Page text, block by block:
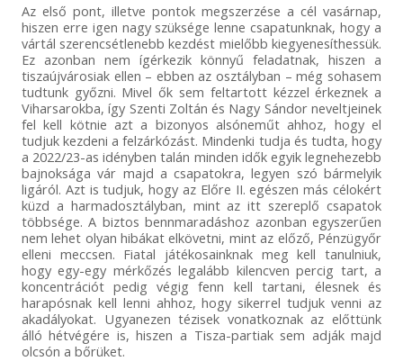
Az első pont, illetve pontok megszerzése a cél vasárnap,
hiszen erre igen nagy szüksége lenne csapatunknak, hogy a
vártál szerencsétlenebb kezdést mielőbb kiegyenesíthessük.
Ez azonban nem ígérkezik könnyű feladatnak, hiszen a
tiszaújvárosiak ellen – ebben az osztályban – még sohasem
tudtunk győzni. Mivel ők sem feltartott kézzel érkeznek a
Viharsarokba, így Szenti Zoltán és Nagy Sándor neveltjeinek
fel kell kötnie azt a bizonyos alsóneműt ahhoz, hogy el
tudjuk kezdeni a felzárkózást. Mindenki tudja és tudta, hogy
a 2022/23-as idényben talán minden idők egyik legnehezebb
bajnoksága vár majd a csapatokra, legyen szó bármelyik
ligáról. Azt is tudjuk, hogy az Előre II. egészen más célokért
küzd a harmadosztályban, mint az itt szereplő csapatok
többsége. A biztos bennmaradáshoz azonban egyszerűen
nem lehet olyan hibákat elkövetni, mint az előző, Pénzügyőr
elleni meccsen. Fiatal játékosainknak meg kell tanulniuk,
hogy egy-egy mérkőzés legalább kilencven percig tart, a
koncentrációt pedig végig fenn kell tartani, élesnek és
harapósnak kell lenni ahhoz, hogy sikerrel tudjuk venni az
akadályokat. Ugyanezen tézisek vonatkoznak az előttünk
álló hétvégére is, hiszen a Tisza-partiak sem adják majd
olcsón a bőrüket.